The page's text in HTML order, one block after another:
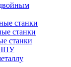
станки
станки
станки
ЧПУ